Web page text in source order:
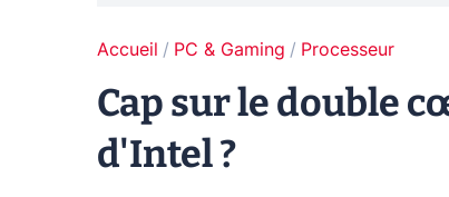
Accueil PC & Gaming Processeur
Cap sur le double
d'Intel ?